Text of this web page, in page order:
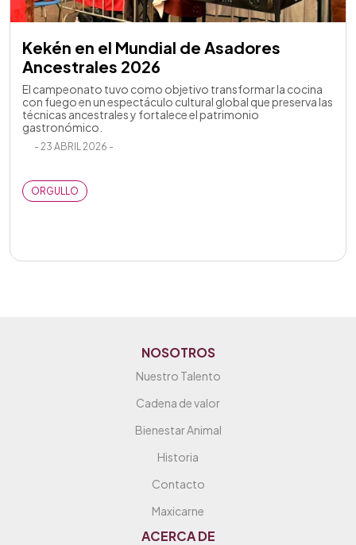
Kekén en el Mundial de Asadores
Ancestrales 2026
El campeonato tuvo como objetivo transformar la cocina
con fuego en un espectáculo cultural global que preserva las
técnicas ancestrales y fortalece el patrimonio
gastronómico.
- 23 ABRIL 2026 -
ORGULLO
NOSOTROS
Nuestro Talento
Cadena de valor
Bienestar Animal
Historia
Contacto
Maxicarne
ACERCA DE